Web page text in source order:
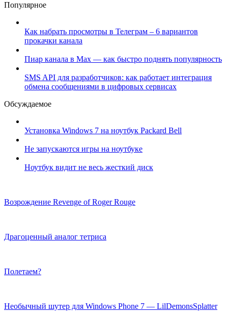
Популярное
Как набрать просмотры в Телеграм – 6 вариантов
прокачки канала
Пиар канала в Max — как быстро поднять популярность
SMS API для разработчиков: как работает интеграция
обмена сообщениями в цифровых сервисах
Обсуждаемое
Установка Windows 7 на ноутбук Packard Bell
Не запускаются игры на ноутбуке
Ноутбук видит не весь жесткий диск
Возрождение Revenge of Roger Rouge
Драгоценный аналог тетриса
Полетаем?
Необычный шутер для Windows Phone 7 — LilDemonsSplatter